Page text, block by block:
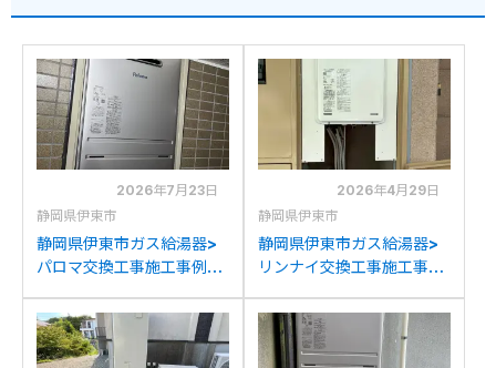
2026年7月23日
静岡県伊東市
静岡県伊東市ガス給湯器>
パロマ交換工事施工事例：
ロマFH-2023SAW-1への
交換
2026年4月29日
静岡県伊東市
静岡県伊東市ガス給湯器>
リンナイ交換工事施工事
245RFA(G)/RBG-30Bか
らリンナイRUX-
A1616W(A)Eへの交換